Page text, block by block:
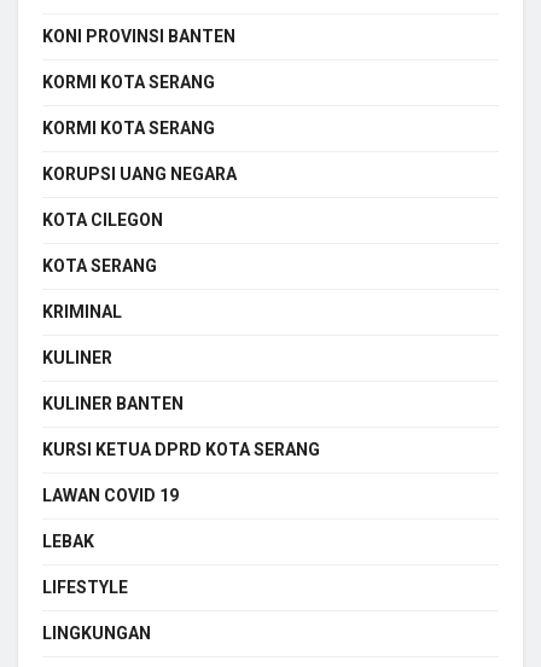
KONI PROVINSI BANTEN
KORMI KOTA SERANG
KORMI KOTA SERANG
KORUPSI UANG NEGARA
KOTA CILEGON
KOTA SERANG
KRIMINAL
KULINER
KULINER BANTEN
KURSI KETUA DPRD KOTA SERANG
LAWAN COVID 19
LEBAK
LIFESTYLE
LINGKUNGAN